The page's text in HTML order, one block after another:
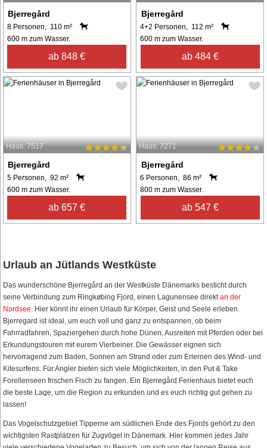
Bjerregård
8 Personen, 110 m²
600 m zum Wasser.
ab 848 €
Bjerregård
4+2 Personen, 112 m²
600 m zum Wasser.
ab 484 €
Haus: 7517
Bjerregård
5 Personen, 92 m²
600 m zum Wasser.
ab 657 €
Haus: 7271
Bjerregård
6 Personen, 86 m²
800 m zum Wasser.
ab 547 €
Urlaub an Jütlands Westküste
Das wunderschöne Bjerregård an der Westküste Dänemarks besticht durch
seine Verbindung zum Ringkøbing Fjord, einen Lagunensee direkt an der
Nordsee . Hier könnt ihr einen Urlaub für Körper, Geist und Seele erleben.
Bjerregard ist ideal, um euch voll und ganz zu entspannen, ob beim
Fahrradfahren, Spaziergehen durch hohe Dünen, Ausreiten mit Pferden oder bei
Erkundungstouren mit eurem Vierbeiner. Die Gewässer eignen sich
hervorragend zum Baden, Sonnen am Strand oder zum Erlernen des Wind- und
Kitesurfens. Für Angler bieten sich viele Möglichkeiten, in den Put & Take
Forellenseen frischen Fisch zu fangen. Ein Bjerregård Ferienhaus bietet euch
die beste Lage, um die Region zu erkunden und es euch richtig gut gehen zu
lassen!
Das Vogelschutzgebiet Tipperne am südlichen Ende des Fjords gehört zu den
wichtigsten Rastplätzen für Zugvögel in Dänemark. Hier kommen jedes Jahr